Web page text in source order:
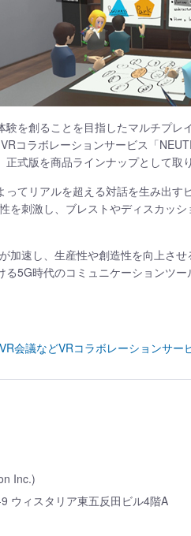
を創ることを目指したマルチプ
コラボレーションサービス「
式版を商品ラインナップとして取
ってリアルを超える対話を生み出
を刺激し、ブレストやディスカッ
速し、生産性や創造性を向上させ
5G時代のコミュニケーションツ
会議などVRコラボレーションサ
Inc.)
ウィスタリア東五反田ビル4階A